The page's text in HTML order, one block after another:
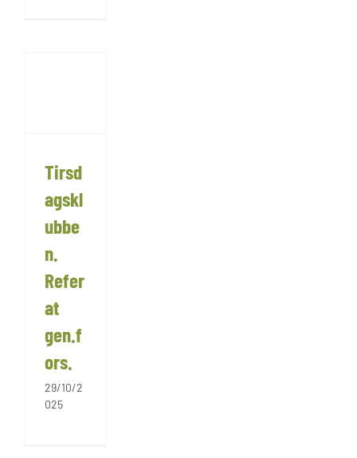
Tirsd
agskl
ubbe
n.
Refer
at
gen.f
ors.
29/10/2
025